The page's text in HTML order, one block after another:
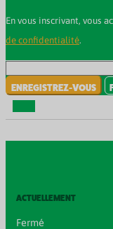
En vous inscrivant, vous
de confidentialité.
ENREGISTREZ-VOUS
ACTUELLEMENT
Fermé